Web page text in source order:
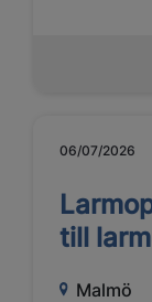
06/07/2026
till
Malmö